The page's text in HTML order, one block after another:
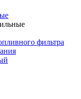
фильтра